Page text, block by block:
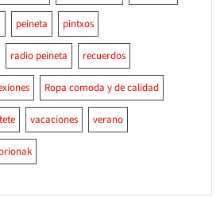
peineta pintxos
radio peineta recuerdos
Ropa comoda y de calidad
vacaciones verano